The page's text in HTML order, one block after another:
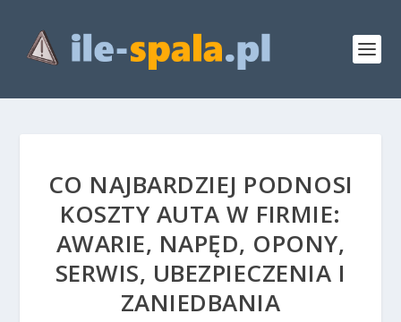
CO NAJBARDZIEJ PODNOSI
KOSZTY AUTA W FIRMIE:
AWARIE, NAPĘD, OPONY,
SERWIS, UBEZPIECZENIA I
ZANIEDBANIA